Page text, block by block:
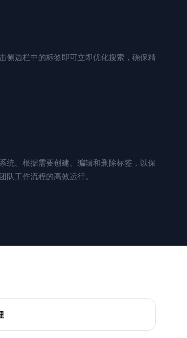
侧边栏中的标签即可立即优化搜索，确保精
统。根据需要创建、编辑和删除标签，以保
工作流程的高效运行。